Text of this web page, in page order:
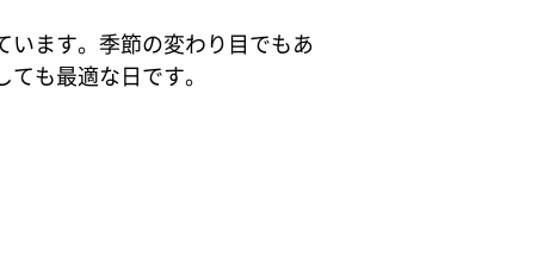
います。季節の変わり目でもあ
も最適な日です。